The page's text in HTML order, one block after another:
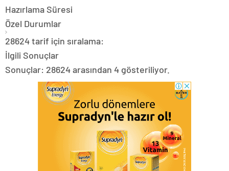
Hazırlama Süresi
Özel Durumlar
28624 tarif için sıralama:
İlgili Sonuçlar
Sonuçlar: 28624 arasından 4 gösteriliyor.